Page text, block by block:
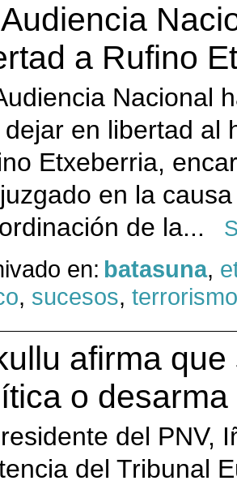
a Rufino
Nacional
dejar en libertad al
Etxeberria,
en la
de la...
en: batasuna,
, sucesos, terrorismo
afirma
o
del PNV,
del Tribunal